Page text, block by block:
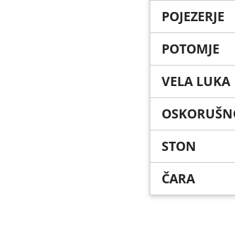
POJEZERJE
POTOMJE
VELA LUKA
STON
ČARA